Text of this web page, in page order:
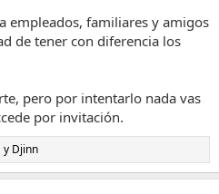
empleados, familiares y amigos
de tener con diferencia los
pero por intentarlo nada vas
por invitación.
y Djinn